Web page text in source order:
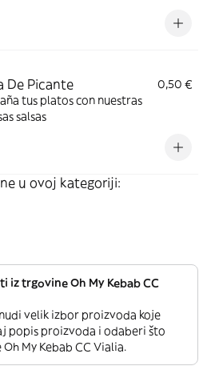
De Picante
0,50 €
tus platos con nuestras
salsas
u ovoj kategoriji:
iz trgovine Oh My Kebab CC
velik izbor proizvoda koje
popis proizvoda i odaberi što
My Kebab CC Vialia.